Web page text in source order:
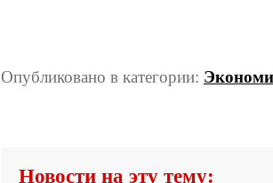
Опубликовано в категории:
Новости на эту тему: